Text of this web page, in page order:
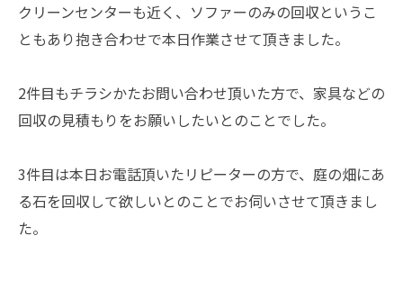
クリーンセンターも近く、ソファーのみの回収というこ
ともあり抱き合わせで本日作業させて頂きました。
2件目もチラシかたお問い合わせ頂いた方で、家具などの
回収の見積もりをお願いしたいとのことでした。
3件目は本日お電話頂いたリピーターの方で、庭の畑にあ
る石を回収して欲しいとのことでお伺いさせて頂きまし
た。